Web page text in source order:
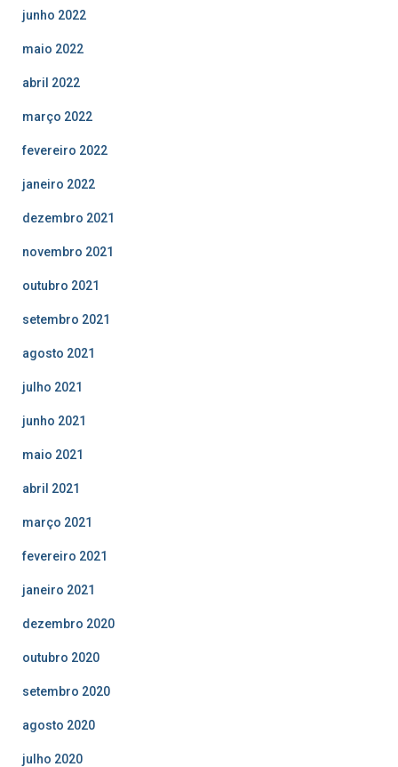
junho 2022
maio 2022
abril 2022
março 2022
fevereiro 2022
janeiro 2022
dezembro 2021
novembro 2021
outubro 2021
setembro 2021
agosto 2021
julho 2021
junho 2021
maio 2021
abril 2021
março 2021
fevereiro 2021
janeiro 2021
dezembro 2020
outubro 2020
setembro 2020
agosto 2020
julho 2020